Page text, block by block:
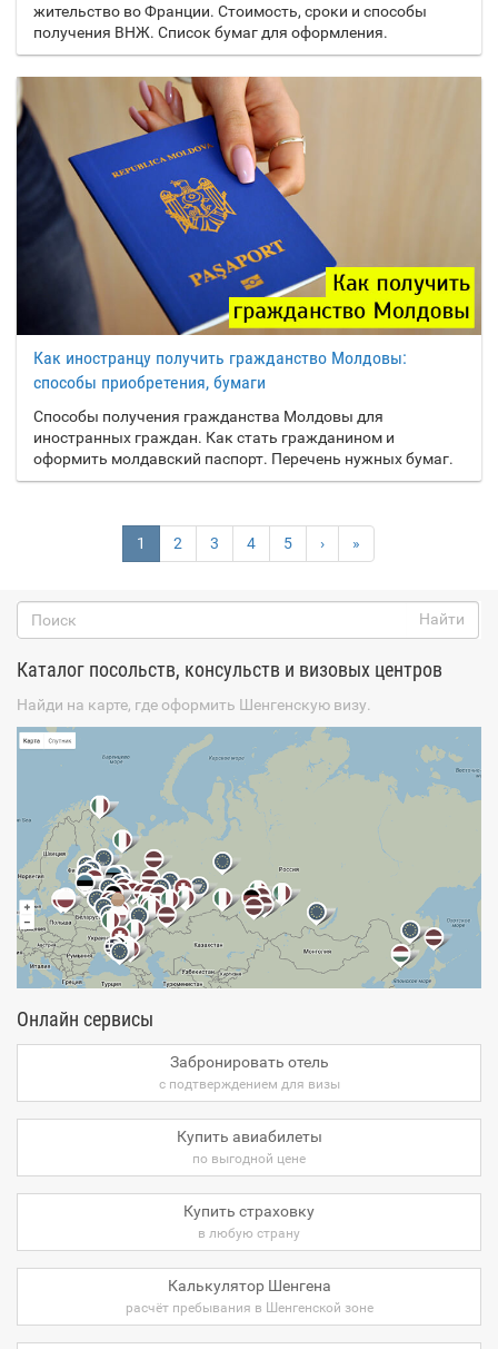
жительство во Франции. Стоимость, сроки и способы
получения ВНЖ. Список бумаг для оформления.
Как иностранцу получить гражданство Молдовы:
способы приобретения, бумаги
Способы получения гражданства Молдовы для
иностранных граждан. Как стать гражданином и
оформить молдавский паспорт. Перечень нужных бумаг.
1 (current)
2 3 4 5 › »
Каталог посольств, консульств и визовых центров
Найди на карте, где оформить Шенгенскую визу.
Онлайн сервисы
Забронировать отель
с подтверждением для визы
Купить авиабилеты
по выгодной цене
Купить страховку
в любую страну
Калькулятор Шенгена
расчёт пребывания в Шенгенской зоне